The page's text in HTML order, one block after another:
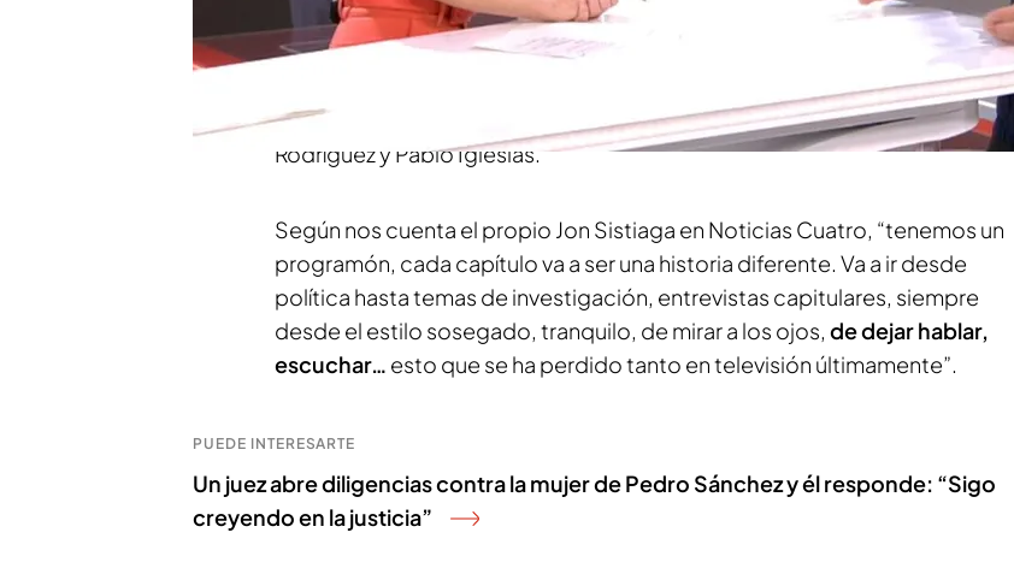
enfoque’.Desde el escenario en el que mejor se mueve, a pie de la calle,
el periodista va a desentrañar laactualidad cada semana
con reportajes y
este miércoles a las
22:50 horas
, analiza la polarización de la sociedad con Miguel Ángel
Rodríguez y Pablo Iglesias.
Según nos cuenta el propio Jon Sistiaga en Noticias Cuatro, “tenemos un
programón, cada capítulo va a ser una historia diferente. Va a ir desde
política hasta temas de investigación, entrevistas capitulares, siempre
desde el estilo sosegado, tranquilo, de mirar a los ojos, de dejar hablar,
escuchar… esto que se ha perdido tanto en televisión últimamente”.
PUEDE INTERESARTE
Un juez abre diligencias contra la mujer de Pedro Sánchez y él responde: “Sigo
creyendo en la justicia”